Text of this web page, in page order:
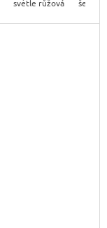
světle růžová šedá